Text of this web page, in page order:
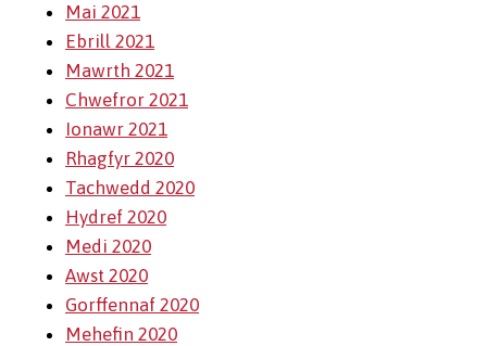
Mai 2021
Ebrill 2021
Mawrth 2021
Chwefror 2021
Ionawr 2021
Rhagfyr 2020
Tachwedd 2020
Hydref 2020
Medi 2020
Awst 2020
Gorffennaf 2020
Mehefin 2020